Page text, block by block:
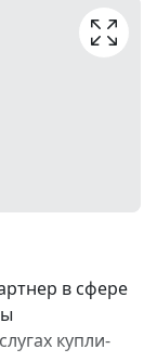
в сфере
купли-